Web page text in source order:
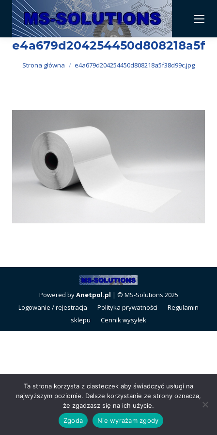
Jesteś tutaj:
Strona główna e4a679d204254450d808218a5f38d99c.jpg
Powered byAnetpol.pl | © MS-Solutions 2025
Logowanie / rejestracja
Polityka prywatności
Regulamin
sklepu
Cennik wysyłek
Ta strona korzysta z ciasteczek aby świadczyć usługi na
najwyższym poziomie. Dalsze korzystanie ze strony oznacza,
że zgadzasz się na ich użycie.
Zgoda
Nie wyrażam zgody